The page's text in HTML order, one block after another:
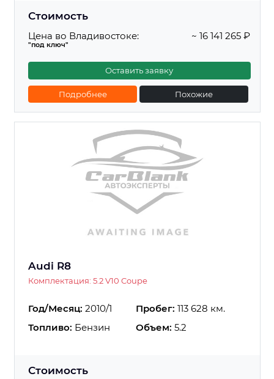
Стоимость
Цена во Владивостоке:
"под ключ"
~ 16 141 265 ₽
Оставить заявку
Подробнее Похожие
Audi R8
Комплектация: 5.2 V10 Coupe
Год/Месяц: 2010/1 Пробег: 113 628 км.
Топливо: Бензин Объем: 5.2
Стоимость